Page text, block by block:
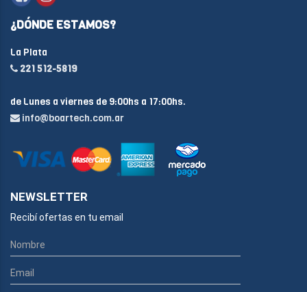
¿DÓNDE ESTAMOS?
La Plata
221 512-5819
de Lunes a viernes de 9:00hs a 17:00hs.
info@boartech.com.ar
NEWSLETTER
Recibí ofertas en tu email